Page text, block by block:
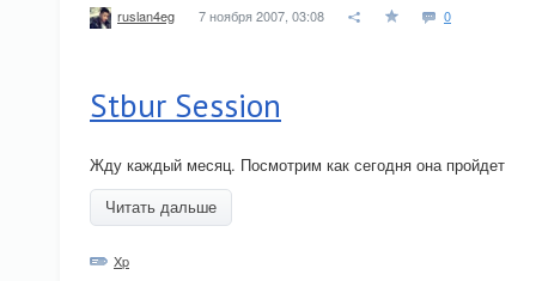
ruslan4eg 7 ноября 2007, 03:08 0
Stbur Session
Жду каждый месяц. Посмотрим как сегодня она пройдет
Читать дальше
Xp